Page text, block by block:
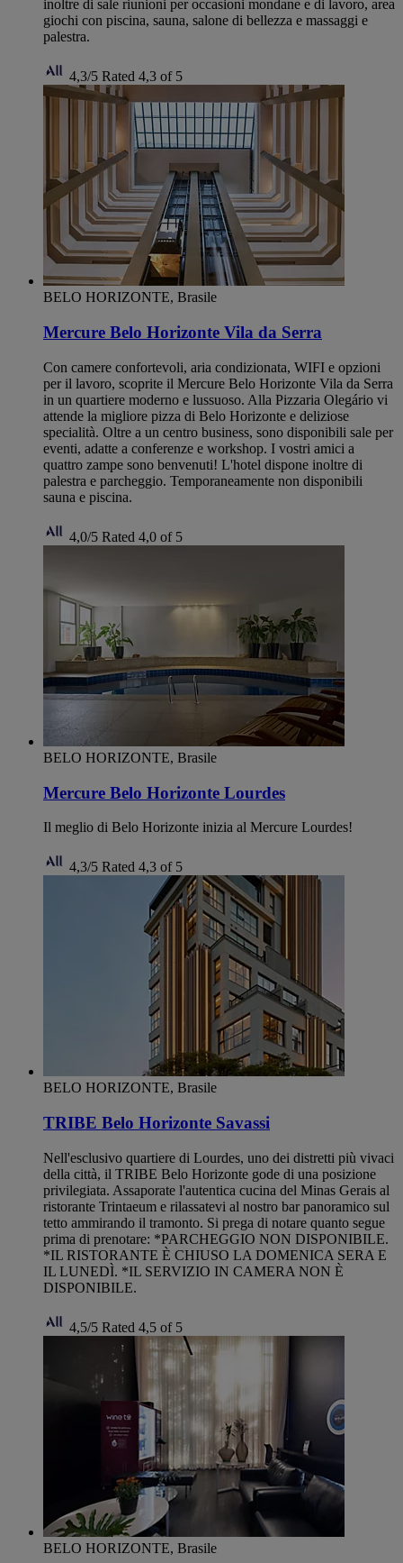
inoltre di sale riunioni per occasioni mondane e di lavoro, area
giochi con piscina, sauna, salone di bellezza e massaggi e
palestra.
4,3/5 Rated 4,3 of 5
BELO HORIZONTE, Brasile
Mercure Belo Horizonte Vila da Serra
Con camere confortevoli, aria condizionata, WIFI e opzioni
per il lavoro, scoprite il Mercure Belo Horizonte Vila da Serra
in un quartiere moderno e lussuoso. Alla Pizzaria Olegário vi
attende la migliore pizza di Belo Horizonte e deliziose
specialità. Oltre a un centro business, sono disponibili sale per
eventi, adatte a conferenze e workshop. I vostri amici a
quattro zampe sono benvenuti! L'hotel dispone inoltre di
palestra e parcheggio. Temporaneamente non disponibili
sauna e piscina.
4,0/5 Rated 4,0 of 5
BELO HORIZONTE, Brasile
Mercure Belo Horizonte Lourdes
Il meglio di Belo Horizonte inizia al Mercure Lourdes!
4,3/5 Rated 4,3 of 5
BELO HORIZONTE, Brasile
TRIBE Belo Horizonte Savassi
Nell'esclusivo quartiere di Lourdes, uno dei distretti più vivaci
della città, il TRIBE Belo Horizonte gode di una posizione
privilegiata. Assaporate l'autentica cucina del Minas Gerais al
ristorante Trintaeum e rilassatevi al nostro bar panoramico sul
tetto ammirando il tramonto. Si prega di notare quanto segue
prima di prenotare: *PARCHEGGIO NON DISPONIBILE.
*IL RISTORANTE È CHIUSO LA DOMENICA SERA E
IL LUNEDÌ. *IL SERVIZIO IN CAMERA NON È
DISPONIBILE.
4,5/5 Rated 4,5 of 5
BELO HORIZONTE, Brasile